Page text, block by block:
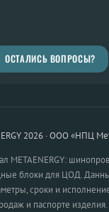
ОСТАЛИСЬ ВОПРОСЫ?
2026 · ООО «НПЦ
METAENERGY:
блоки для ЦОД.
сроки и
и паспорте изделия.